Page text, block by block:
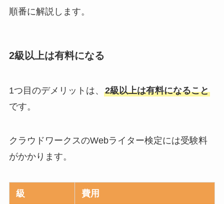
順番に解説します。
2級以上は有料になる
1つ目のデメリットは、 2級以上は有料になること
です。
クラウドワークスのWebライター検定には受験料
がかかります。
級 費用